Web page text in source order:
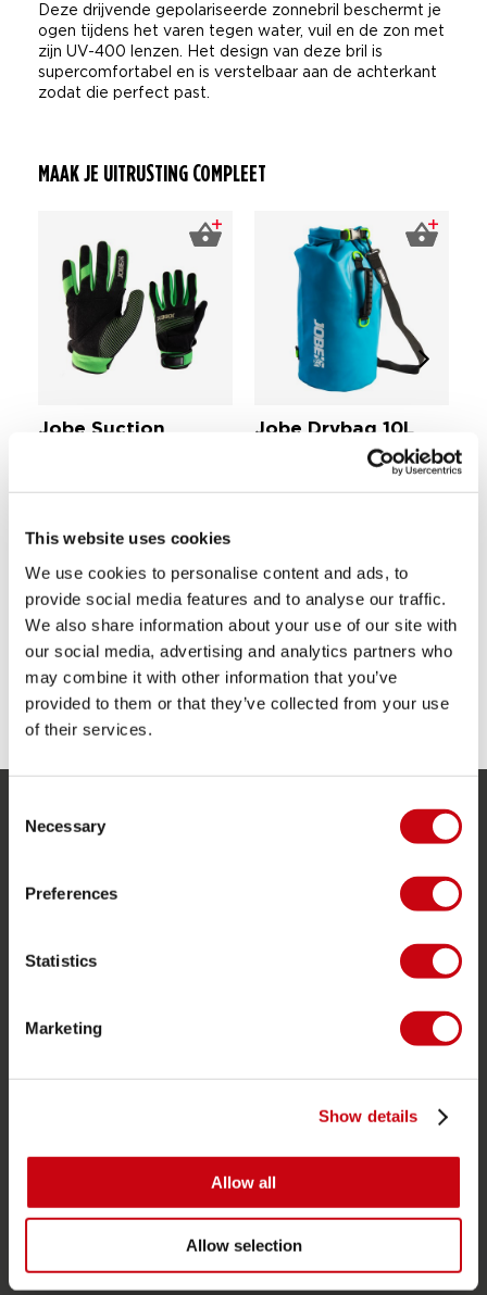
This website uses cookies
We use cookies to personalise content and ads, to
provide social media features and to analyse our traffic.
We also share information about your use of our site with
our social media, advertising and analytics partners who
may combine it with other information that you’ve
provided to them or that they’ve collected from your use
of their services.
Selection
Necessary
Preferences
Statistics
Marketing
Show details
Allow all
Allow selection
Deze drijvende gepolariseerde zonnebril beschermt je
ogen tijdens het varen tegen water, vuil en de zon met
zijn UV-400 lenzen. Het design van deze bril is
supercomfortabel en is verstelbaar aan de achterkant
zodat die perfect past.
MAAK JE UITRUSTING COMPLEET
Jobe Suction Jobe Drybag 10L
Drijvende brillen
Flexibele hoofdstrap
UV-400
Verstelbare strap bij het hoofd
DEEL JOUW #JOBEMOMENTS
SERVICE
Garantie en reparaties
Werken bij
Word Jobe dealer